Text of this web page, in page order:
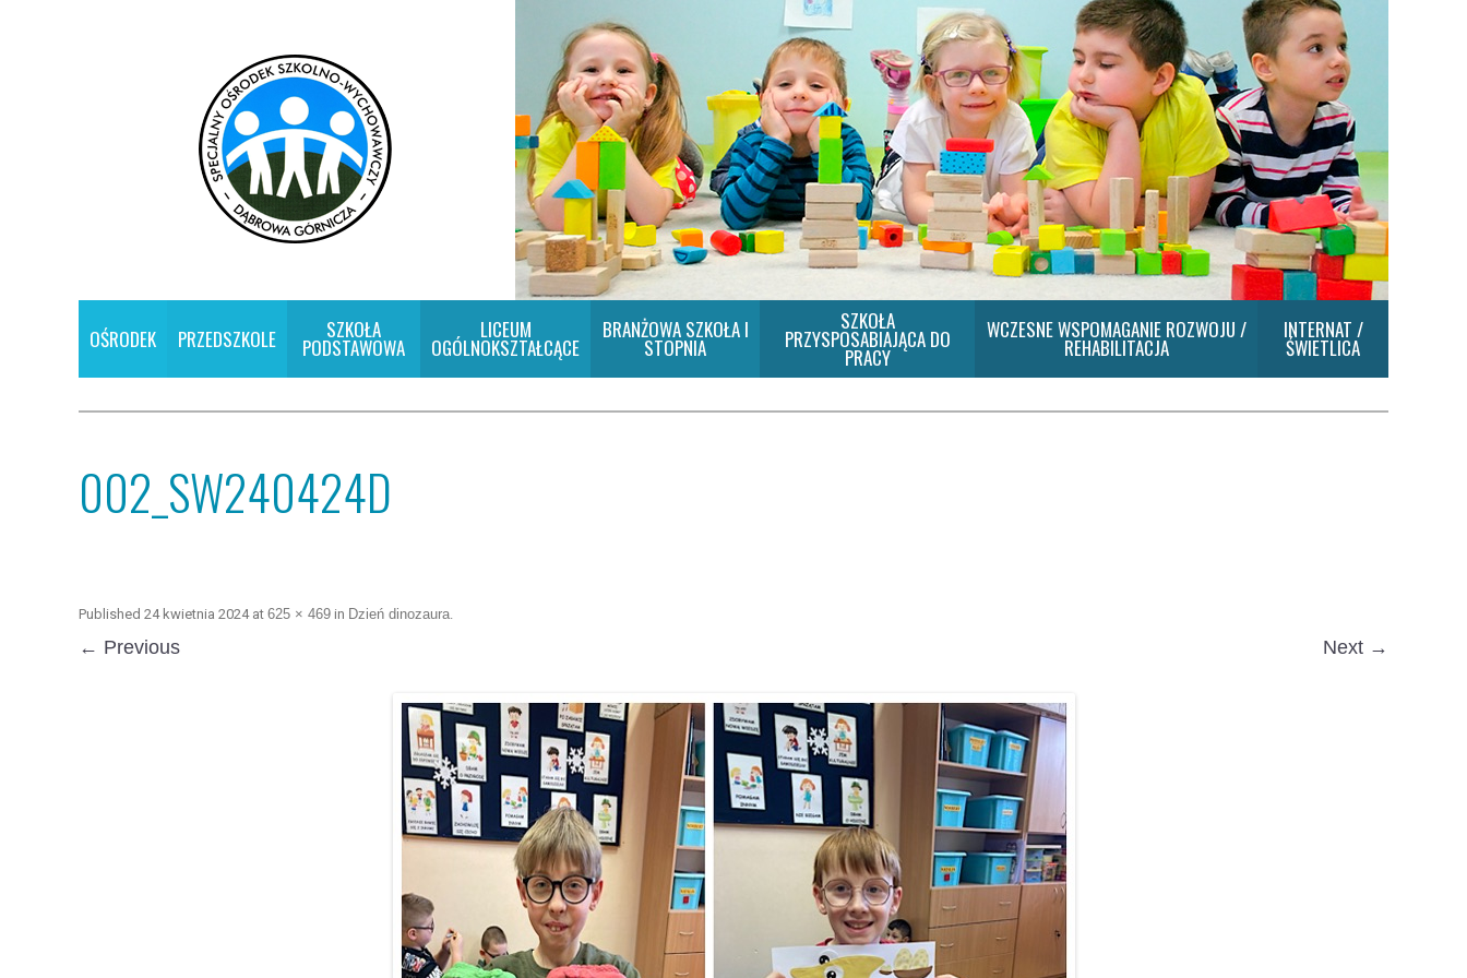
OŚRODEK PRZEDSZKOLE SZKOŁA
PODSTAWOWA
LICEUM
OGÓLNOKSZTAŁCĄCE
BRANŻOWA SZKOŁA I
STOPNIA
SZKOŁA
PRZYSPOSABIAJĄCA DO
PRACY
WCZESNE WSPOMAGANIE ROZWOJU /
REHABILITACJA
INTERNAT /
ŚWIETLICA
002_SW240424D
Published 24 kwietnia 2024at 625 × 469 in Dzień dinozaura.
← Previous Next →